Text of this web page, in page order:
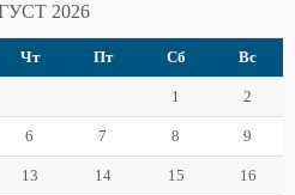
2026
Чт Пт Сб Вс
1 2
6 7 8 9
13 14 15 16